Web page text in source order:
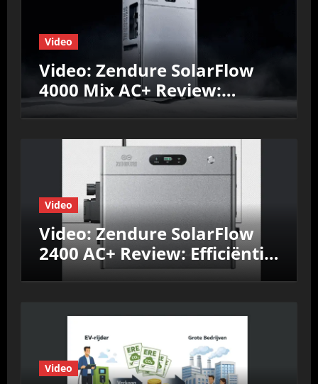
Video
Video: Zendure SolarFlow
4000 Mix AC+ Review:
Efficiëntie, prestaties &
Video
Video: Zendure SolarFlow
2400 AC+ Review: Efficiëntie,
prestaties &
Video